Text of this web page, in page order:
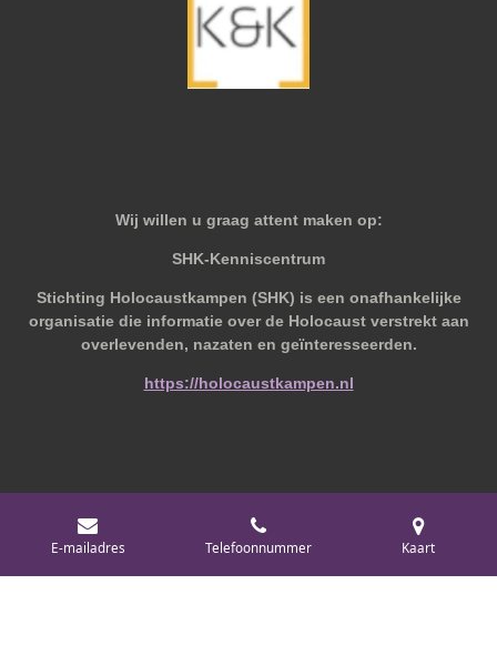
Wij willen u graag attent maken op:
SHK-Kenniscentrum
Stichting Holocaustkampen (SHK) is een onafhankelijke
organisatie die informatie over de Holocaust verstrekt aan
overlevenden, nazaten en geïnteresseerden.
https://holocaustkampen.nl
© 2019 - 2026 Behoudvanoud
Powered byJouwWeb
E-mailadres Telefoonnummer Kaart